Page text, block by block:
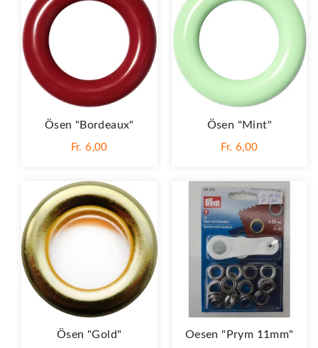
Ösen "Bordeaux"
Fr. 6,00
Ösen "Mint"
Fr. 6,00
Ösen "Gold" Oesen "Prym 11mm"